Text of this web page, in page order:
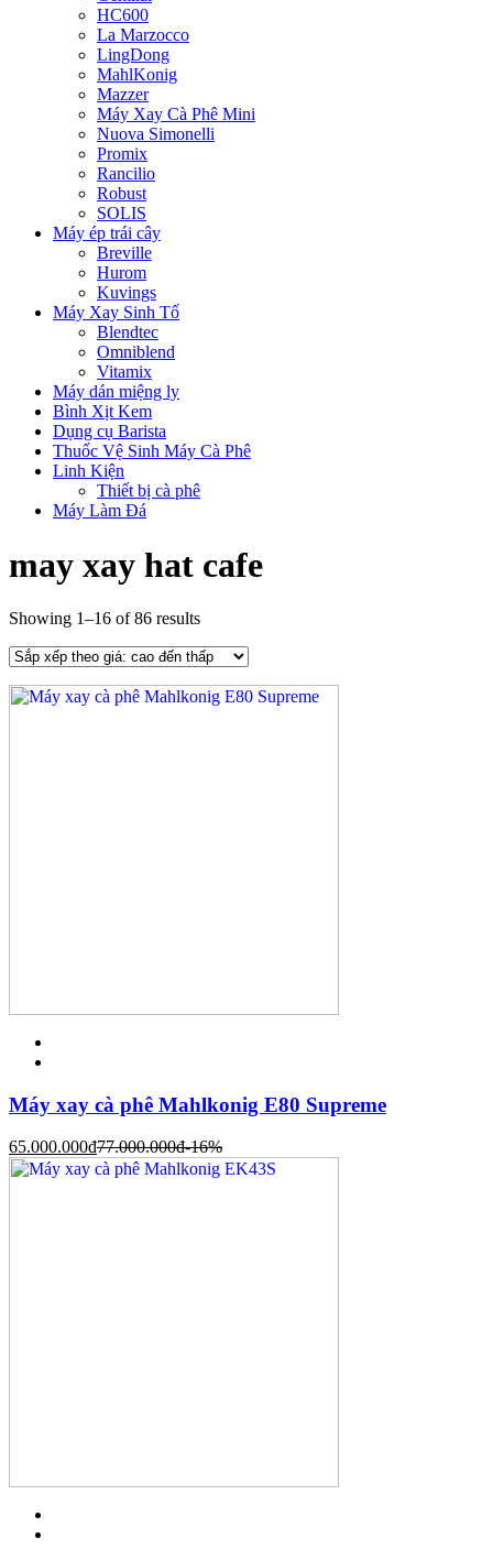
HC600
La Marzocco
LingDong
MahlKonig
Mazzer
Máy Xay Cà Phê Mini
Nuova Simonelli
Promix
Rancilio
Robust
SOLIS
Máy ép trái cây
Breville
Hurom
Kuvings
Máy Xay Sinh Tố
Blendtec
Omniblend
Vitamix
Máy dán miệng ly
Bình Xịt Kem
Dụng cụ Barista
Thuốc Vệ Sinh Máy Cà Phê
Linh Kiện
Thiết bị cà phê
Máy Làm Đá
may xay hat cafe
Showing 1–16 of 86 results
Máy xay cà phê Mahlkonig E80 Supreme
65.000.000đ77.000.000đ-16%